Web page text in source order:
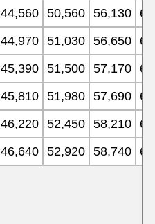
44,560 50,560 56,130
44,970 51,030 56,650
45,390 51,500 57,170
45,810 51,980 57,690
46,220 52,450 58,210
46,640 52,920 58,740